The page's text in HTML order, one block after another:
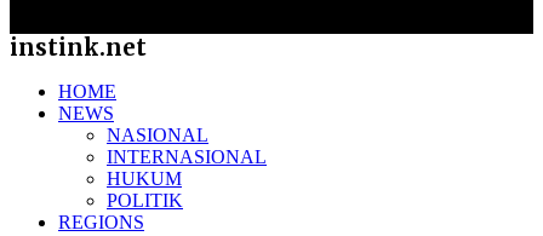
instink.net
HOME
NEWS
NASIONAL
INTERNASIONAL
HUKUM
POLITIK
REGIONS